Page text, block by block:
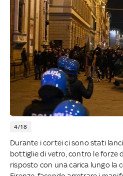
4/18
Durante i cortei ci sono stati
bottiglie di vetro, contro le forze
risposto con una carica lungo la